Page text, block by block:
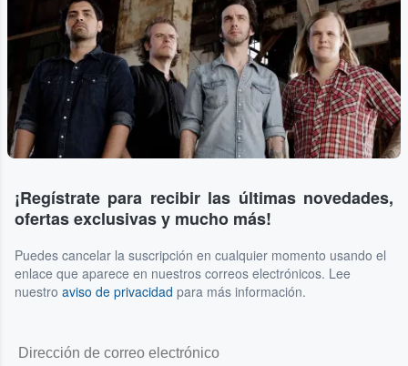
¡Regístrate para recibir las últimas novedades,
ofertas exclusivas y mucho más!
Puedes cancelar la suscripción en cualquier momento usando el
enlace que aparece en nuestros correos electrónicos. Lee
nuestro aviso de privacidad para más información.